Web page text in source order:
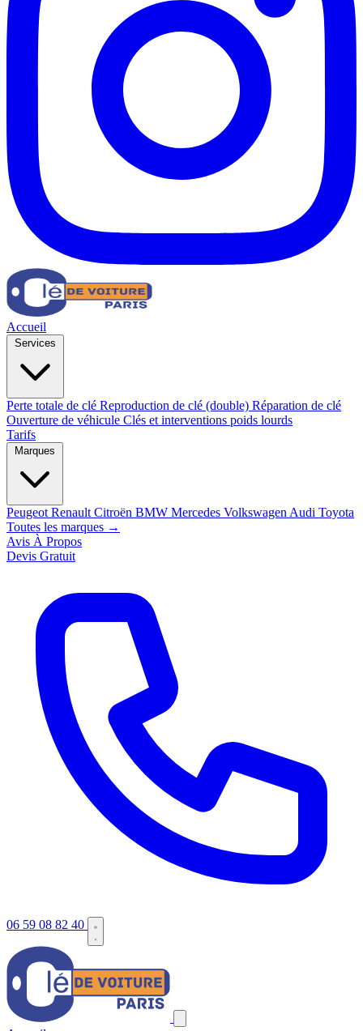
Accueil
Perte totale de clé Reproduction de clé (double) Réparation de clé
Ouverture de véhicule Clés et interventions poids lourds
Tarifs
Peugeot Renault Citroën BMW Mercedes Volkswagen Audi Toyota
Toutes les marques →
Avis À Propos
Devis Gratuit
06 59 08 82 40